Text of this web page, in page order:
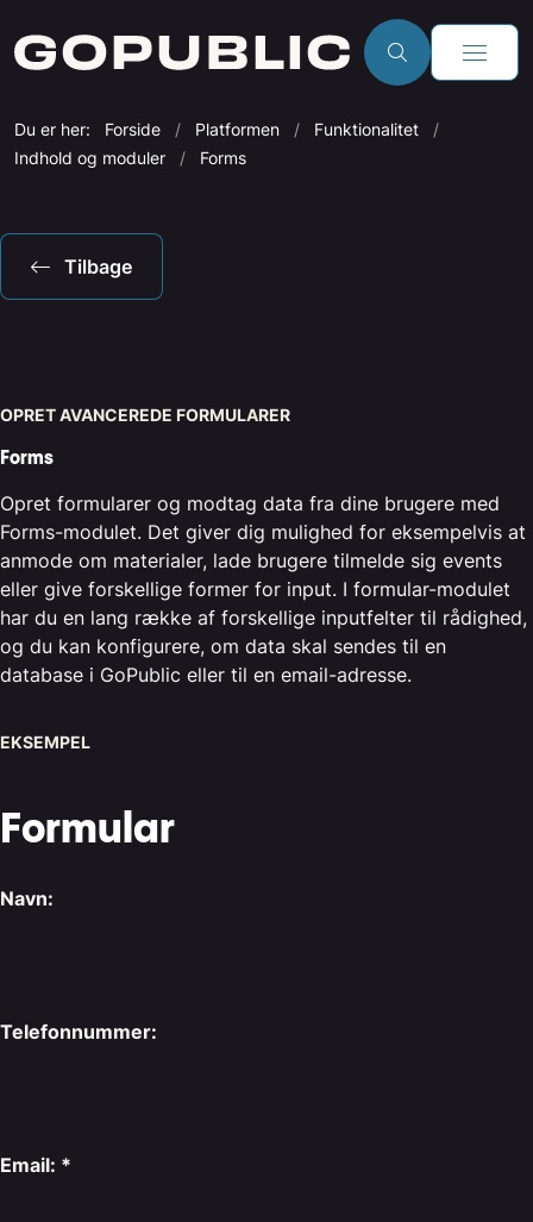
Du er her: Forside Platformen
Funktionalitet
Indhold og moduler
Forms
Tilbage
OPRET AVANCEREDE FORMULARER
Forms
Opret formularer og modtag data fra dine brugere med
Forms-modulet. Det giver dig mulighed for eksempelvis at
anmode om materialer, lade brugere tilmelde sig events
eller give forskellige former for input. I formular-modulet
har du en lang række af forskellige inputfelter til rådighed,
og du kan konfigurere, om data skal sendes til en
database i GoPublic eller til en email-adresse.
EKSEMPEL
Formular
Navn:
Telefonnummer:
Email: *